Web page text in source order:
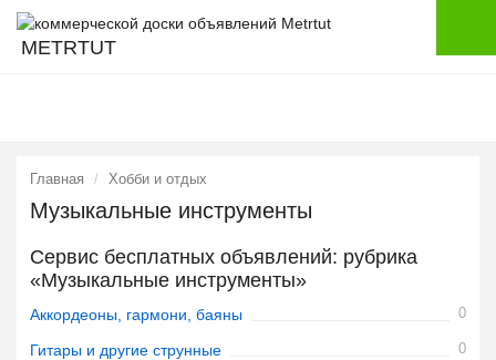
METRTUT
Главная Хобби и отдых
Музыкальные инструменты
Сервис бесплатных объявлений: рубрика
«Музыкальные инструменты»
Аккордеоны, гармони, баяны 0
Гитары и другие струнные 0